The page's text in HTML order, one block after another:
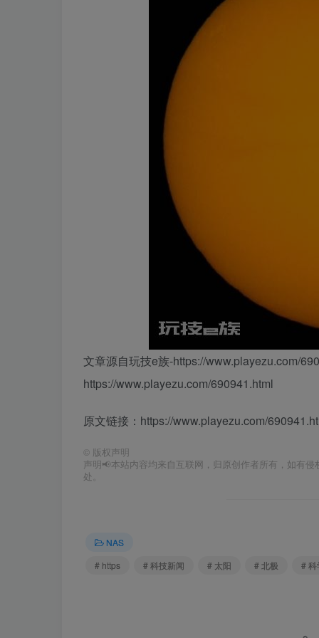
文章源自玩技e族-https://www.playezu.com/
https://www.playezu.com/690941.html
原文链接：https://www.playezu.com/
© 版权声明
声明📢本站内容均来自互联网，归原创作者所有，如有
处。
NAS
# https
# 科技新闻 # 太阳 # 北极 # 科